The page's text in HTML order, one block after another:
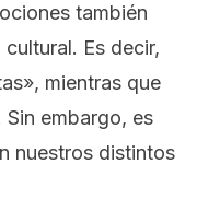
también
Es decir,
mientras que
embargo, es
nuestros distintos